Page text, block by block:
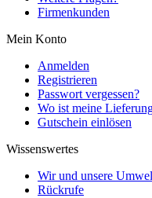
Firmenkunden
Mein Konto
Anmelden
Registrieren
Passwort vergessen?
Wo ist meine
Gutschein einlösen
Wissenswertes
Wir und unsere
Rückrufe